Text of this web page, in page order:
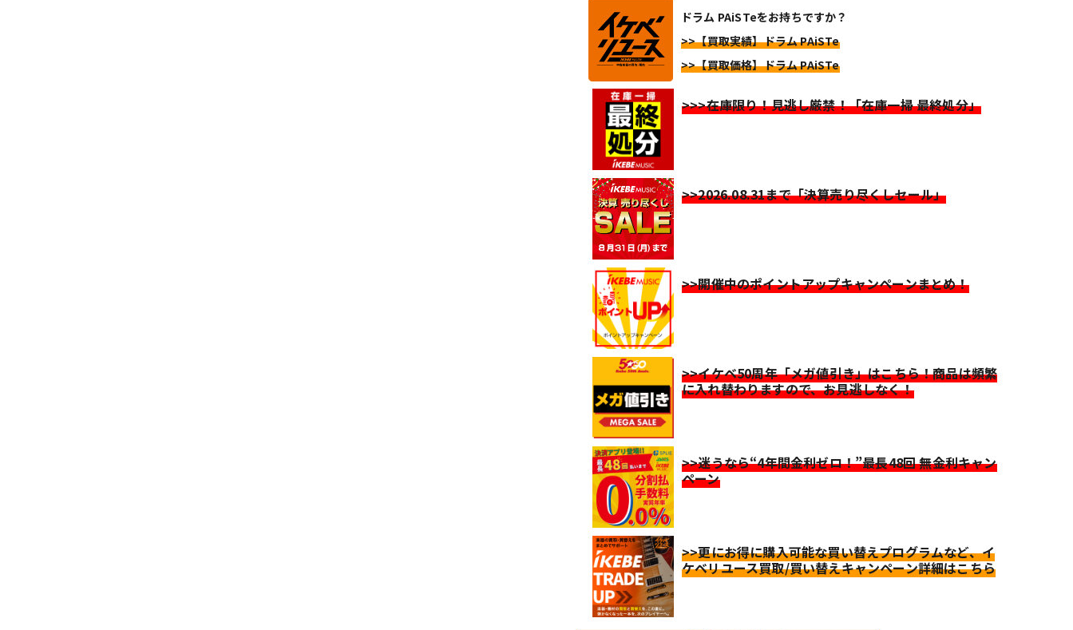
ドラム PAiSTeをお持ちですか？
>>【買取実績】ドラム PAiSTe
>>【買取価格】ドラム PAiSTe
>>>在庫限り！見逃し厳禁！「在庫一掃 最終処分」
>>2026.08.31まで「決算売り尽くしセール」
>>開催中のポイントアップキャンペーンまとめ！
>>イケベ50周年「メガ値引き」はこちら！商品は頻繁
に入れ替わりますので、お見逃しなく！
>>迷うなら“4年間金利ゼロ！”最長48回 無金利キャン
ペーン
>>更にお得に購入可能な買い替えプログラムなど、イ
ケベリユース買取/買い替えキャンペーン詳細はこちら